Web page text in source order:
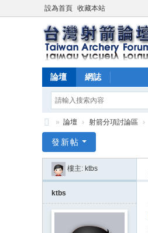
設為首頁 收藏本站
論壇 網誌
灣
» 論壇 › 射箭分項討論區 ›
發新帖
樓主: ktbs
ktbs